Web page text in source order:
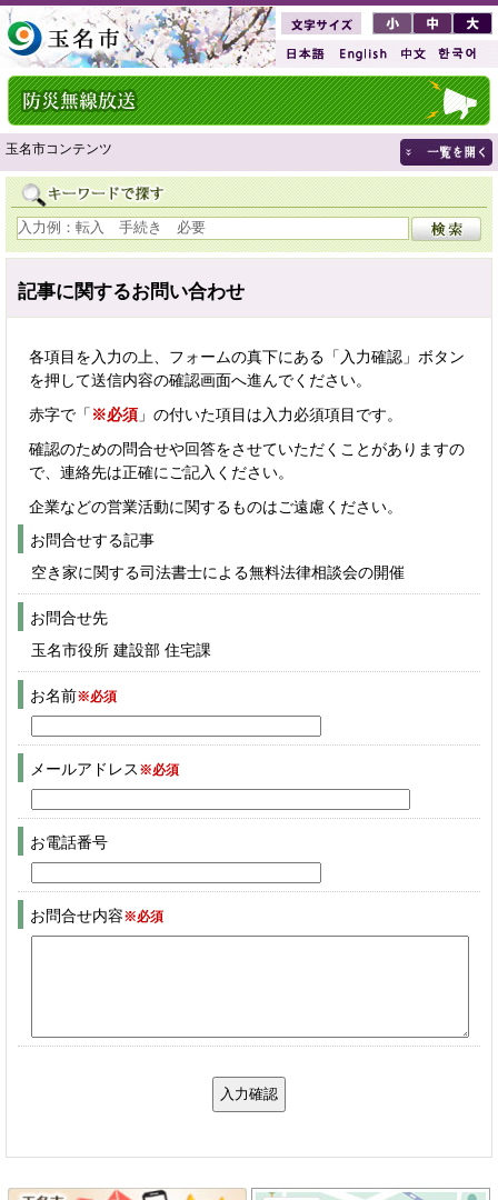
玉名市コンテンツ
記事に関するお問い合わせ
各項目を入力の上、フォームの真下にある「入力確認」ボタン
を押して送信内容の確認画面へ進んでください。
赤字で「 ※必須 」の付いた項目は入力必須項目です。
確認のための問合せや回答をさせていただくことがありますの
で、連絡先は正確にご記入ください。
企業などの営業活動に関するものはご遠慮ください。
お問合せする記事
空き家に関する司法書士による無料法律相談会の開催
お問合せ先
玉名市役所 建設部 住宅課
お名前※必須
メールアドレス ※必須
お電話番号
お問合せ内容※必須